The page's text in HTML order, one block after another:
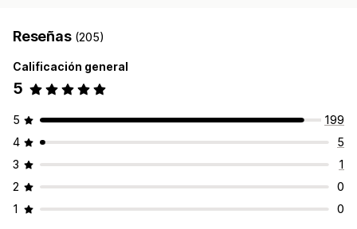
Reseñas (205)
Calificación general
5
5
199
4
5
3
1
2
0
1
0